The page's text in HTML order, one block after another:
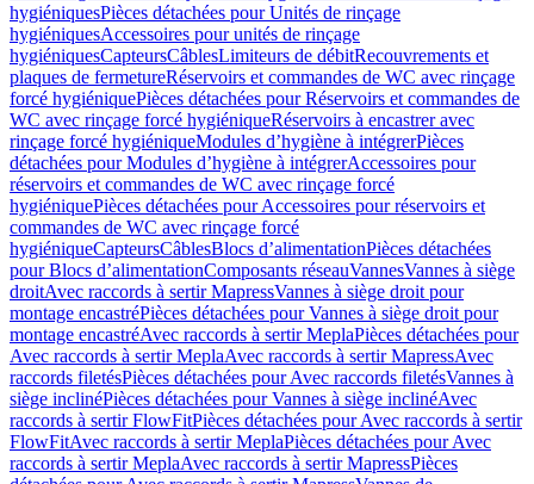
hygiéniquesPièces détachées pour Unités de rinçage
hygiéniquesAccessoires pour unités de rinçage
hygiéniquesCapteursCâblesLimiteurs de débitRecouvrements et
plaques de fermetureRéservoirs et commandes de WC avec rinçage
forcé hygiéniquePièces détachées pour Réservoirs et commandes de
WC avec rinçage forcé hygiéniqueRéservoirs à encastrer avec
rinçage forcé hygiéniqueModules d’hygiène à intégrerPièces
détachées pour Modules d’hygiène à intégrerAccessoires pour
réservoirs et commandes de WC avec rinçage forcé
hygiéniquePièces détachées pour Accessoires pour réservoirs et
commandes de WC avec rinçage forcé
hygiéniqueCapteursCâblesBlocs d’alimentationPièces détachées
pour Blocs d’alimentationComposants réseauVannesVannes à siège
droitAvec raccords à sertir MapressVannes à siège droit pour
montage encastréPièces détachées pour Vannes à siège droit pour
montage encastréAvec raccords à sertir MeplaPièces détachées pour
Avec raccords à sertir MeplaAvec raccords à sertir MapressAvec
raccords filetésPièces détachées pour Avec raccords filetésVannes à
siège inclinéPièces détachées pour Vannes à siège inclinéAvec
raccords à sertir FlowFitPièces détachées pour Avec raccords à sertir
FlowFitAvec raccords à sertir MeplaPièces détachées pour Avec
raccords à sertir MeplaAvec raccords à sertir MapressPièces